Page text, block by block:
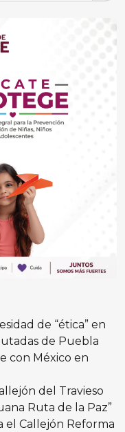
de “ética” en
de Puebla
con México en
del Travieso
Ruta de la Paz”
el Callejón Reforma